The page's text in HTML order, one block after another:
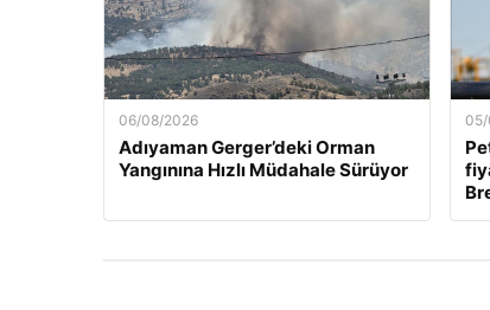
06/08/2026
Adıyaman Gerger’deki Orman
Yangınına Hızlı Müdahale Sürüyor